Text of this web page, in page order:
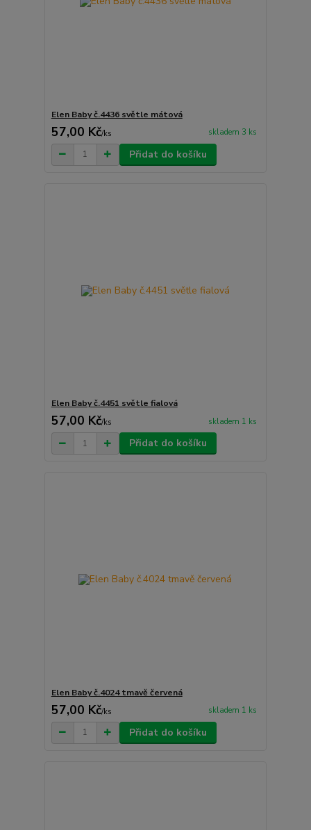
Elen Baby č.4436 světle mátová
57,00 Kč/ks skladem 3 ks
Přidat do košíku
Elen Baby č.4451 světle fialová
57,00 Kč/ks skladem 1 ks
Přidat do košíku
Elen Baby č.4024 tmavě červená
57,00 Kč/ks skladem 1 ks
Přidat do košíku